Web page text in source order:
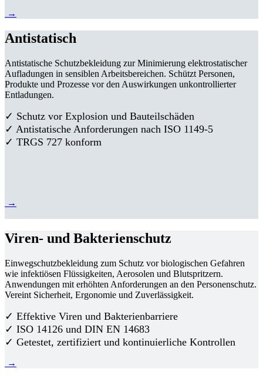
→
Antistatisch
Antistatische Schutzbekleidung zur Minimierung elektrostatischer
Aufladungen in sensiblen Arbeitsbereichen. Schützt Personen,
Produkte und Prozesse vor den Auswirkungen unkontrollierter
Entladungen.
✓ Schutz vor Explosion und Bauteilschäden
✓ Antistatische Anforderungen nach ISO 1149-5
✓ TRGS 727 konform
→
Viren- und Bakterienschutz
Einwegschutzbekleidung zum Schutz vor biologischen Gefahren
wie infektiösen Flüssigkeiten, Aerosolen und Blutspritzern.
Anwendungen mit erhöhten Anforderungen an den Personenschutz.
Vereint Sicherheit, Ergonomie und Zuverlässigkeit.
✓ Effektive Viren und Bakterienbarriere
✓ ISO 14126 und DIN EN 14683
✓ Getestet, zertifiziert und kontinuierliche Kontrollen
→